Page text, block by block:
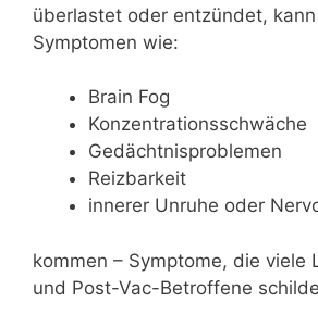
überlastet oder entzündet,
Symptomen wie:
Brain Fog
Konzentrationsschwäche
Gedächtnisproblemen
Reizbarkeit
innerer Unruhe oder
kommen – Symptome, die viele
und Post-Vac-Betroffene